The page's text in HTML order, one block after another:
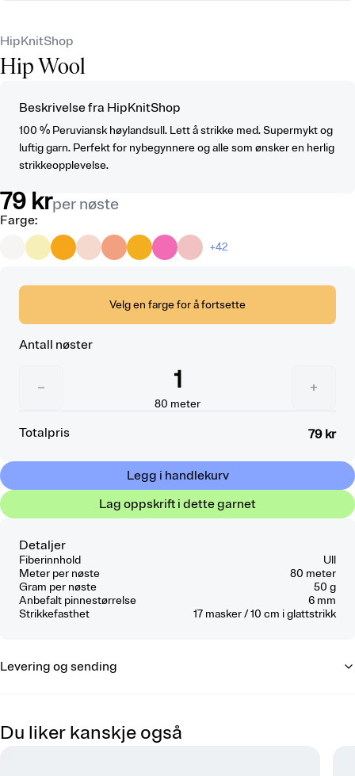
HipKnitShop
Hip Wool
Beskrivelse fra HipKnitShop
100 % Peruviansk høylandsull. Lett å strikke med. Supermykt og
luftig garn. Perfekt for nybegynnere og alle som ønsker en herlig
strikkeopplevelse.
79 krper nøste
Farge:
+42
Velg en farge for å fortsette
Antall nøster
− 1
80 meter
+
Totalpris 79 kr
Legg i handlekurv
Lag oppskrift i dette garnet
Detaljer
Fiberinnhold
Ull
Meter per nøste
80 meter
Gram per nøste
50 g
Anbefalt pinnestørrelse
6 mm
Strikkefasthet
17 masker / 10 cm i glattstrikk
Levering og sending
Du liker kanskje også